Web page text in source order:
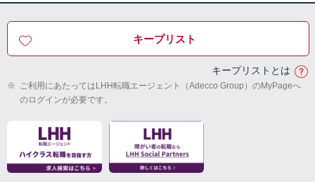
キープリスト
キープリストとは
※ ご利用にあたってはLHH転職エージェント（Adecco Group）のMyPageへ
のログインが必要です。